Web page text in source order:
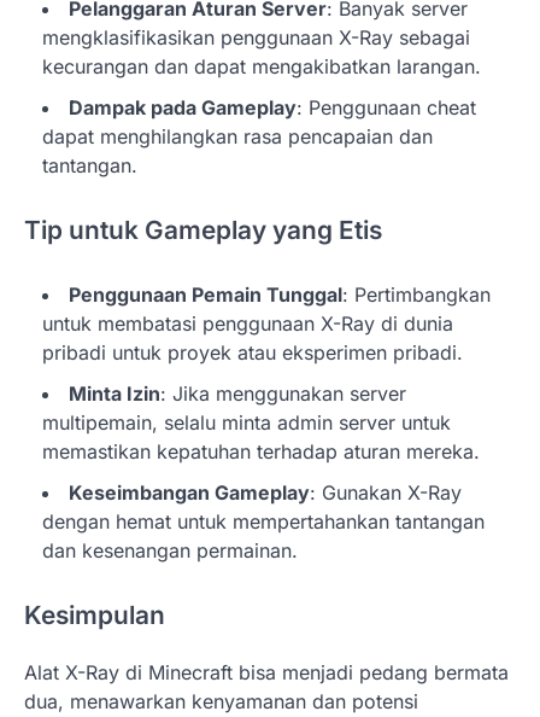
Pelanggaran Aturan Server: Banyak server
mengklasifikasikan penggunaan X-Ray sebagai
kecurangan dan dapat mengakibatkan larangan.
Dampak pada Gameplay: Penggunaan cheat
dapat menghilangkan rasa pencapaian dan
tantangan.
Tip untuk Gameplay yang Etis
Penggunaan Pemain Tunggal: Pertimbangkan
untuk membatasi penggunaan X-Ray di dunia
pribadi untuk proyek atau eksperimen pribadi.
Minta Izin: Jika menggunakan server
multipemain, selalu minta admin server untuk
memastikan kepatuhan terhadap aturan mereka.
Keseimbangan Gameplay: Gunakan X-Ray
dengan hemat untuk mempertahankan tantangan
dan kesenangan permainan.
Kesimpulan
Alat X-Ray di Minecraft bisa menjadi pedang bermata
dua, menawarkan kenyamanan dan potensi